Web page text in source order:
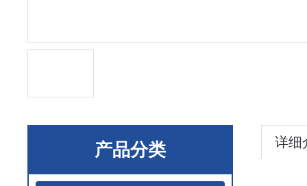
产品分类 详细